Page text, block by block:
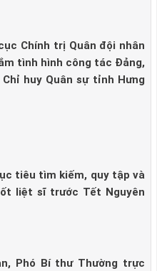
Chính trị Quân đội nhân
tình hình công tác Đảng,
huy Quân sự tỉnh Hưng
tiêu tìm kiếm, quy tập và
liệt sĩ trước Tết Nguyên
Phó Bí thư Thường trực